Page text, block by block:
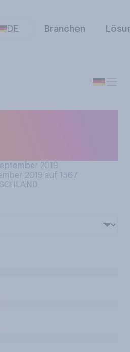
DE Branchen
2019
2019 auf 1567